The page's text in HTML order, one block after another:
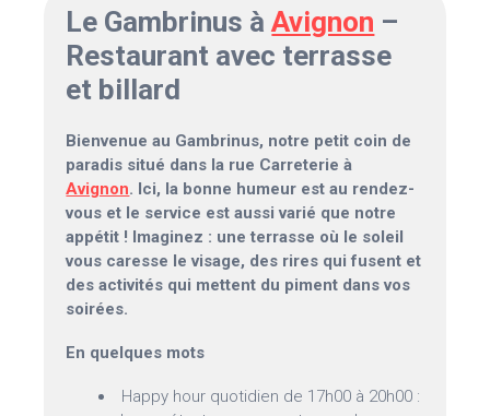
Le Gambrinus àAvignon –
Restaurant avec terrasse
et billard
Bienvenue au Gambrinus, notre petit coin de
paradis situé dans la rue Carreterie à
Avignon. Ici, la bonne humeur est au rendez-
vous et le service est aussi varié que notre
appétit ! Imaginez : une terrasse où le soleil
vous caresse le visage, des rires qui fusent et
des activités qui mettent du piment dans vos
soirées.
En quelques mots
Happy hour quotidien de 17h00 à 20h00 :